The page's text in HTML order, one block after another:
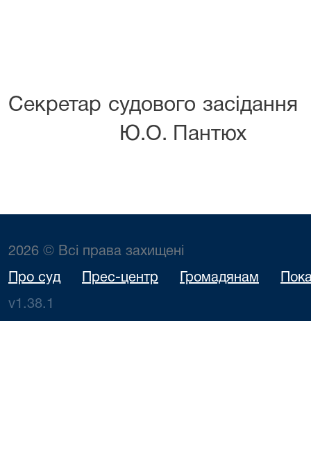
Секретар
Ю.О. Пантюх
2026 © Всі права захищені
Про суд Прес-центр Громадянам
v1.38.1